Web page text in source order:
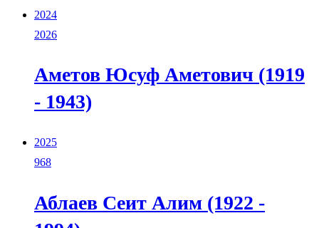
2024
2026
Аметов Юсуф Аметович (1919
- 1943)
2025
968
Аблаев Сеит Алим (1922 -